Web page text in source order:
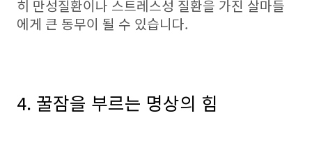
히 만성질환이나 스트레스성 질환을 가진 살마들
에게 큰 동무이 될 수 있습니다.
4. 꿀잠을 부르는 명상의 힘